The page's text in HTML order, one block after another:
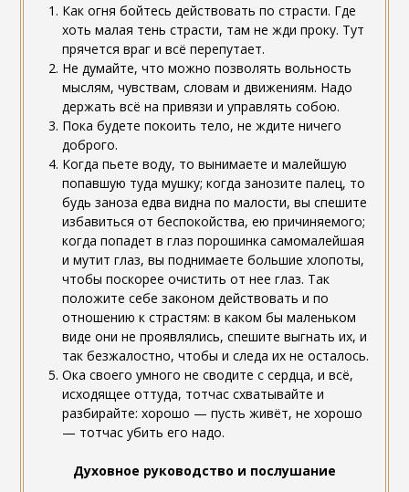
Как огня бойтесь действовать по страсти. Где
хоть малая тень страсти, там не жди проку. Тут
прячется враг и всё перепутает.
Не думайте, что можно позволять вольность
мыслям, чувствам, словам и движениям. Надо
держать всё на привязи и управлять собою.
Пока будете покоить тело, не ждите ничего
доброго.
Когда пьете воду, то вынимаете и малейшую
попавшую туда мушку; когда занозите палец, то
будь заноза едва видна по малости, вы спешите
избавиться от беспокойства, ею причиняемого;
когда попадет в глаз порошинка самомалейшая
и мутит глаз, вы поднимаете большие хлопоты,
чтобы поскорее очистить от нее глаз. Так
положите себе законом действовать и по
отношению к страстям: в каком бы маленьком
виде они не проявлялись, спешите выгнать их, и
так безжалостно, чтобы и следа их не осталось.
Ока своего умного не сводите с сердца, и всё,
исходящее оттуда, тотчас схватывайте и
разбирайте: хорошо — пусть живёт, не хорошо
— тотчас убить его надо.
Духовное руководство и послушание